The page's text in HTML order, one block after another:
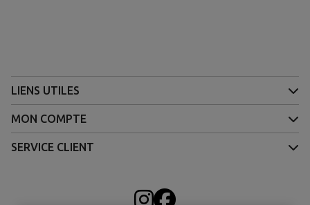
LIENS UTILES
MON COMPTE
SERVICE CLIENT